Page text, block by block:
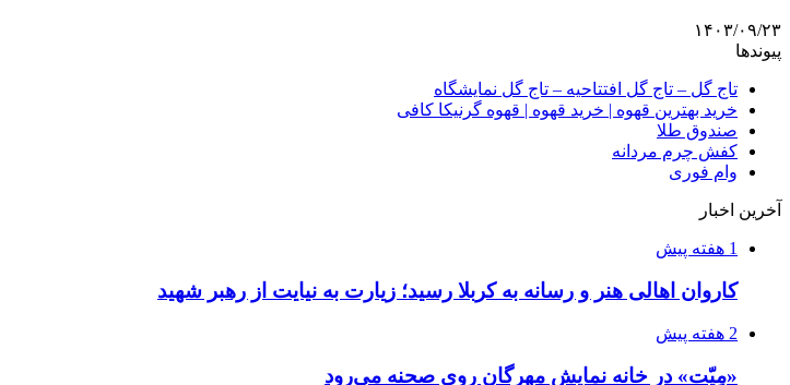
۱۴۰۳/۰۹/۲۳
پیوندها
تاج گل – تاج گل افتتاحیه – تاج گل نمایشگاه
خرید بهترین قهوه | خرید قهوه | قهوه گرنیکا کافی
صندوق طلا
کفش چرم مردانه
وام فوری
آخرین اخبار
1 هفته پیش
کاروان اهالی هنر و رسانه به کربلا رسید؛ زیارت به نیایت از رهبر شهید
2 هفته پیش
«مِیّت» در خانه نمایش مهرگان روی صحنه می‌رود